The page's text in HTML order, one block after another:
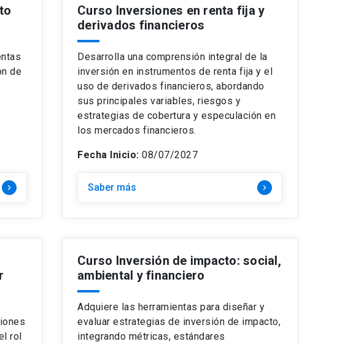
de
keyboard_arrow_right
Curso Inversiones en renta fija y
derivados financieros
Desarrolla una comprensión integral de la
inversión en instrumentos de renta fija y el
uso de derivados financieros, abordando
sus principales variables, riesgos y
estrategias de cobertura y especulación en
los mercados financieros.
Fecha Inicio: 08/07/2027
Saber más keyboard_arrow_right
rol
Curso Inversión de impacto: social,
ambiental y financiero
Adquiere las herramientas para diseñar y
evaluar estrategias de inversión de impacto,
integrando métricas, estándares